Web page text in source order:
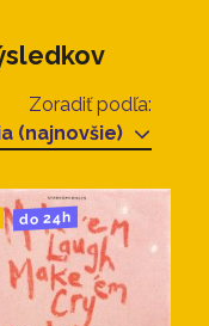
Zoradiť podľa:
(najnovšie)
do 24h